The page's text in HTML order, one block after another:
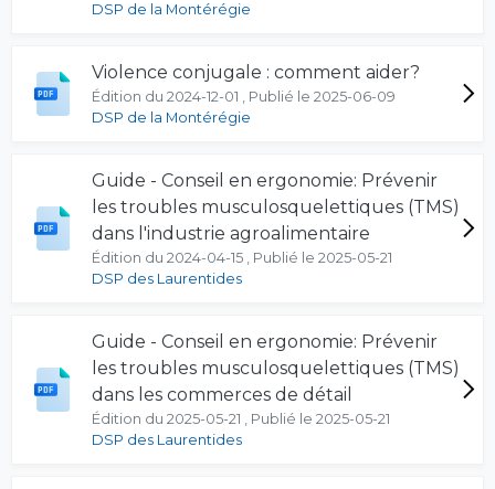
DSP de la Montérégie
Violence conjugale : comment aider?
Édition du 2024-12-01 , Publié le 2025-06-09
DSP de la Montérégie
Guide - Conseil en ergonomie: Prévenir
les troubles musculosquelettiques (TMS)
dans l'industrie agroalimentaire
Édition du 2024-04-15 , Publié le 2025-05-21
DSP des Laurentides
Guide - Conseil en ergonomie: Prévenir
les troubles musculosquelettiques (TMS)
dans les commerces de détail
Édition du 2025-05-21 , Publié le 2025-05-21
DSP des Laurentides